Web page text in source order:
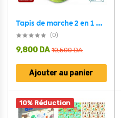
Tapis de marche 2 en 1 pour enfants avec jouets pour bébés – بساط ألعاب ومشاية للأطفال
(0)
10,500DA
9,800 DA
Ajouter au panier
10% Réduction